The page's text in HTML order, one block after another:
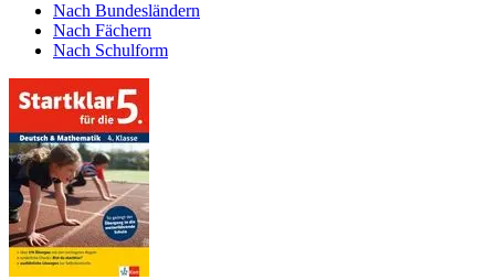
Nach Bundesländern
Nach Fächern
Nach Schulform